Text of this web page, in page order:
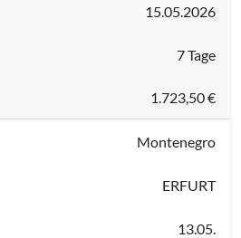
15.05.2026
7 Tage
1.723,50 €
Montenegro
ERFURT
13.05.